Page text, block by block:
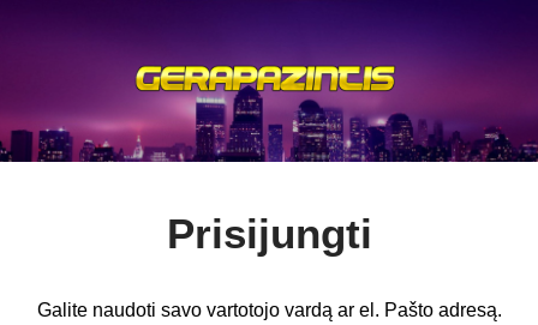
Prisijungti
Galite naudoti savo vartotojo vardą ar el. Pašto adresą.